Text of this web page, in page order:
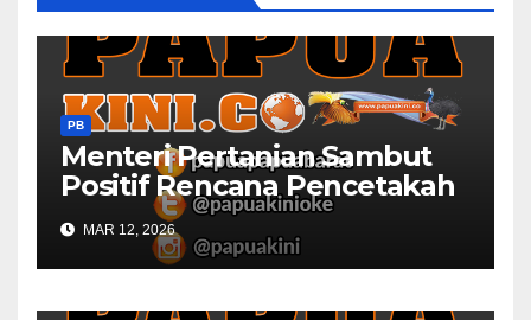
PB
Menteri Pertanian Sambut
Positif Rencana Pencetakah
Sawah dan Ladang di Papua
Barat
MAR 12, 2026